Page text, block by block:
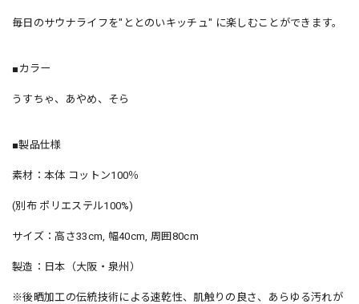
毎日のサウナライフを"ととのいキッチュ" に楽しむことができます。
■カラー
うすちゃ、あやめ、そら
■製品仕様
素材：本体 コットン100％
(別布 ポリエステル100%)
サイズ：高さ33cm, 幅40cm, 周囲80cm
製造：日本（大阪・泉州）
※後晒加工の伝統技術による速乾性、肌触りの良さ、あらゆる汚れが